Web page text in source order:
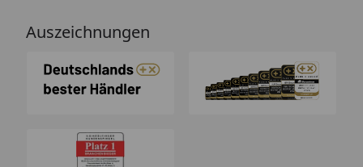
Auszeichnungen